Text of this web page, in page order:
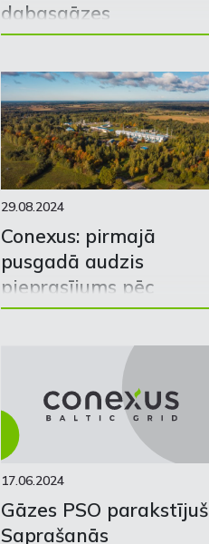
dabasgāzes
izņemšanas sezona
29.08.2024
Conexus: pirmajā
pusgadā audzis
pieprasījums pēc
dabasgāzes
17.06.2024
Gāzes PSO
Saprašanās